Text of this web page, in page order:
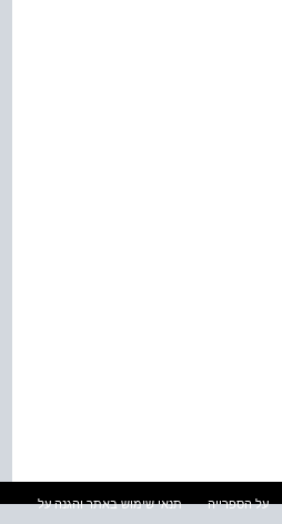
על הספרייה
תנאי שימוש באתר והגנה על